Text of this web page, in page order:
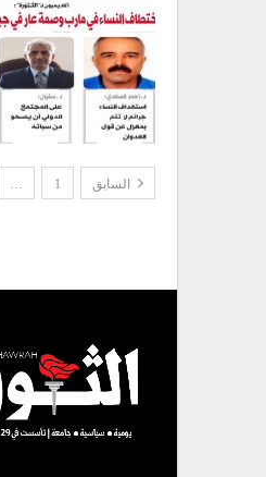
السابق 1
…